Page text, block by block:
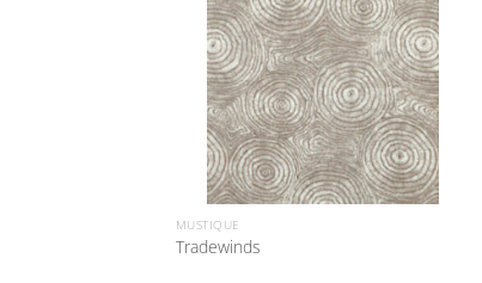
MUSTIQUE
Tradewinds